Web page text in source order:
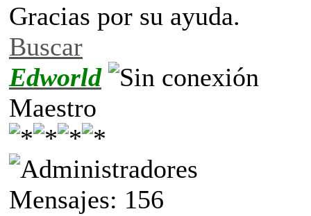
Gracias por su ayuda.
Buscar
Edworld
Maestro
Mensajes: 156